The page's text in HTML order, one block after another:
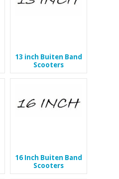
13 inch Buiten Band
Scooters
16 Inch Buiten Band
Scooters